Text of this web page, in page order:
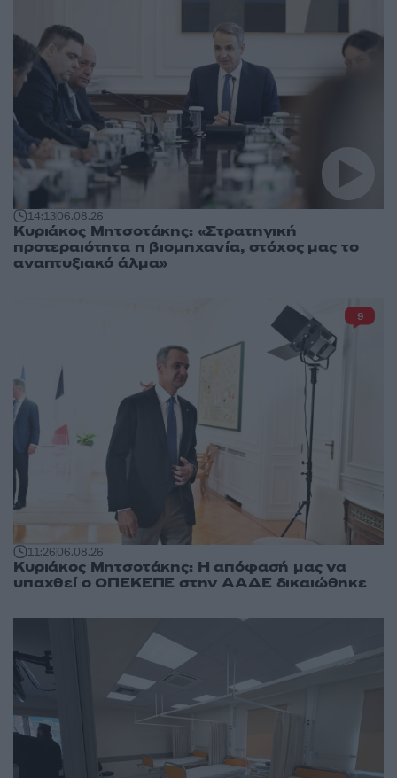
14:1306.08.26
Κυριάκος Μητσοτάκης: «Στρατηγική
προτεραιότητα η βιομηχανία, στόχος μας το
αναπτυξιακό άλμα»
11:2606.08.26
Κυριάκος Μητσοτάκης: Η απόφασή μας να
υπαχθεί ο ΟΠΕΚΕΠΕ στην ΑΑΔΕ δικαιώθηκε
9